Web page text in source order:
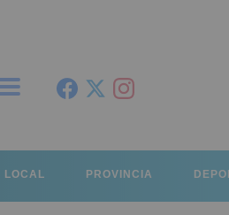
LOCAL PROVINCIA